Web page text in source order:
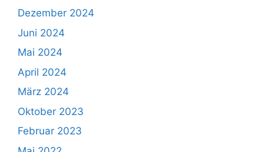
Dezember 2024
Juni 2024
Mai 2024
April 2024
März 2024
Oktober 2023
Februar 2023